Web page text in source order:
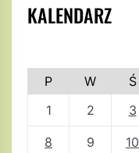
KALENDARZ
P W Ś
1
2 3
8 9 10